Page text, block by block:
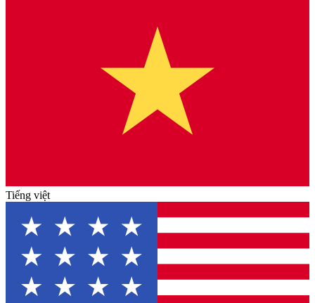
Tiếng việt